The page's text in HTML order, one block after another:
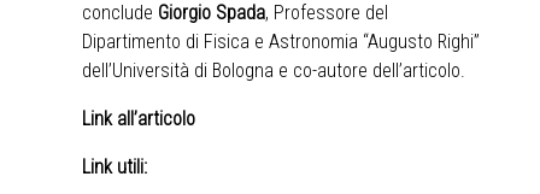
conclude Giorgio Spada, Professore del
Dipartimento di Fisica e Astronomia “Augusto Righi”
dell’Università di Bologna e co-autore dell’articolo.
Link all’articolo
Link utili: